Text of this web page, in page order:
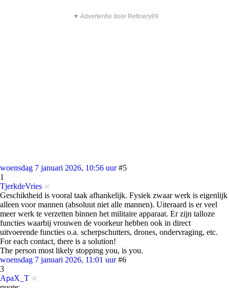
▼ Advertentie door Refinery89
woensdag 7 januari 2026, 10:56 uur #5
1
TjerkdeVries
Geschiktheid is vooral taak afhankelijk. Fysiek zwaar werk is eigenlijk
alleen voor mannen (absoluut niet alle mannen). Uiteraard is er veel
meer werk te verzetten binnen het militaire apparaat. Er zijn talloze
functies waarbij vrouwen de voorkeur hebben ook in direct
uitvoerende functies o.a. scherpschutters, drones, ondervraging, etc.
For each contact, there is a solution!
The person most likely stopping you, is you.
woensdag 7 januari 2026, 11:01 uur #6
3
ApaX_T